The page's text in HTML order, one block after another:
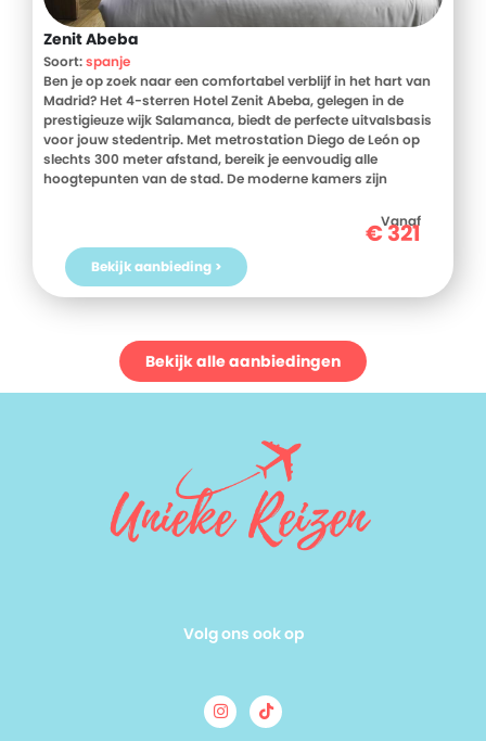
Zenit Abeba
Soort:spanje
Ben je op zoek naar een comfortabel verblijf in het hart van
Madrid? Het 4-sterren Hotel Zenit Abeba, gelegen in de
prestigieuze wijk Salamanca, biedt de perfecte uitvalsbasis
voor jouw stedentrip. Met metrostation Diego de León op
slechts 300 meter afstand, bereik je eenvoudig alle
hoogtepunten van de stad. De moderne kamers zijn
ontdekkingen kunt ontspannen. Begin je dag met een
uitgebreid ontbijtbuffet en geniet van heerlijke gerechten in
het eigen restaurant Nadir. Voor de sportievelingen is er een
fitnessruimte beschikbaar. Ontdek het bruisende Madrid
vanuit Hotel Zenit Abeba en boek je verblijf eenvoudig bij D-
Vanaf
€321
Bekijk aanbieding >
Bekijk alle aanbiedingen
Volg ons ook op